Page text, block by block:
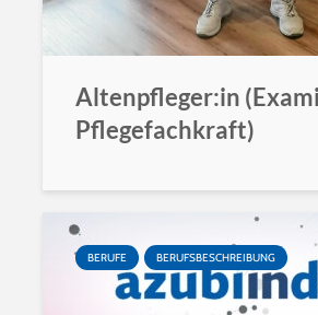
Altenpfleger:in
Pflegefachkraft)
BERUFE BERUFSBESCHREIBUNG